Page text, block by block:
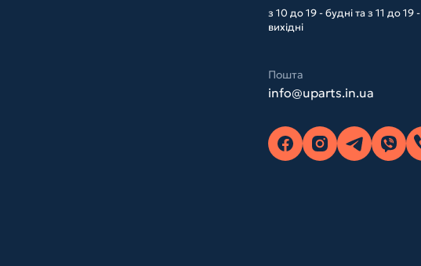
з 10 до 19 - будні та з 11 до 19 -
вихідні
Пошта
info@uparts.in.ua